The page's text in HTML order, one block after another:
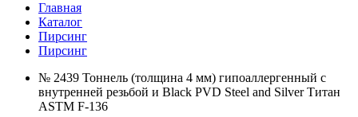
Главная
Каталог
Пирсинг
Пирсинг
№ 2439 Тоннель (толщина 4 мм) гипоаллергенный с
внутренней резьбой и Black PVD Steel and Silver Титан
ASTM F-136